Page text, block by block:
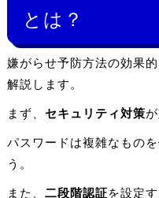
とは？
嫌がらせ予防方法の効果
解説します。
まず、 セキュリティ対策
パスワードは複雑なもの
う。
また、 二段階認証を設定